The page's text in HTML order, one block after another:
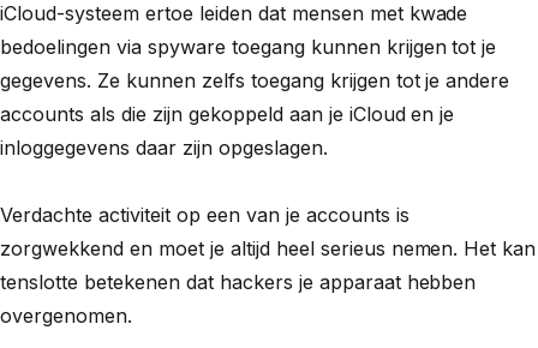
iCloud-systeem ertoe leiden dat mensen met kwade
bedoelingen via spyware toegang kunnen krijgen tot je
gegevens. Ze kunnen zelfs toegang krijgen tot je andere
accounts als die zijn gekoppeld aan je iCloud en je
inloggegevens daar zijn opgeslagen.
Verdachte activiteit op een van je accounts is
zorgwekkend en moet je altijd heel serieus nemen. Het kan
tenslotte betekenen dat hackers je apparaat hebben
overgenomen.